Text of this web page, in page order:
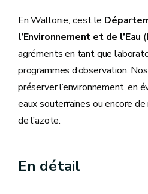
En Wallonie, c’est le
l’Environnement et de l’Eau
agréments en tant que
programmes d’observation.
préserver l’environnement, en
eaux souterraines ou encore
de l’azote.
En détail